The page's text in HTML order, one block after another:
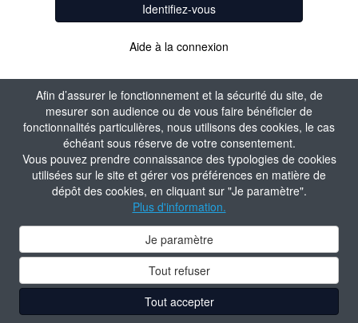
Afin d’assurer le fonctionnement et la sécurité du site, de
mesurer son audience ou de vous faire bénéficier de
fonctionnalités particulières, nous utilisons des cookies, le cas
échéant sous réserve de votre consentement.
Vous pouvez prendre connaissance des typologies de cookies
utilisées sur le site et gérer vos préférences en matière de
dépôt des cookies, en cliquant sur "Je paramètre".
Plus d'information.
Je paramètre
Tout refuser
Tout accepter
Identifiez-vous
Aide à la connexion